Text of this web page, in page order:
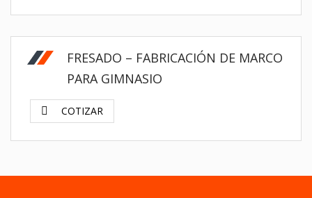
FRESADO – FABRICACIÓN DE MARCO
PARA GIMNASIO
COTIZAR